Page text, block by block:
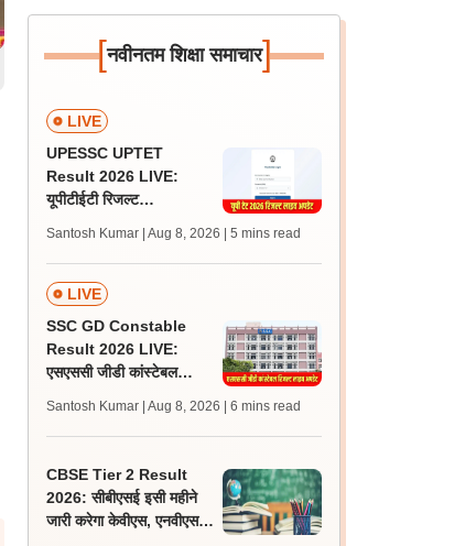
[नवीनतम शिक्षा समाचार]
LIVE
UPESSC UPTET
Result 2026 LIVE:
यूपीटीईटी रिजल्ट
जल्द, जानें लेटेस्ट अपडेट,
पासिंग मार्क्स
Santosh Kumar | Aug 8, 2026 | 5 mins read
LIVE
SSC GD Constable
Result 2026 LIVE:
एसएससी जीडी कांस्टेबल
लेटेस्ट अपडेट, स्कोरकार्ड लिंक
Santosh Kumar | Aug 8, 2026 | 6 mins read
CBSE Tier 2 Result
2026: सीबीएसई इसी महीने
जारी करेगा केवीएस, एनवीएस